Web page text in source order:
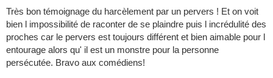
Très bon témoignage du harcèlement par un pervers ! Et on voit
bien l impossibilité de raconter de se plaindre puis l incrédulité des
proches car le pervers est toujours différent et bien aimable pour l
entourage alors qu' il est un monstre pour la personne
persécutée. Bravo aux comédiens!